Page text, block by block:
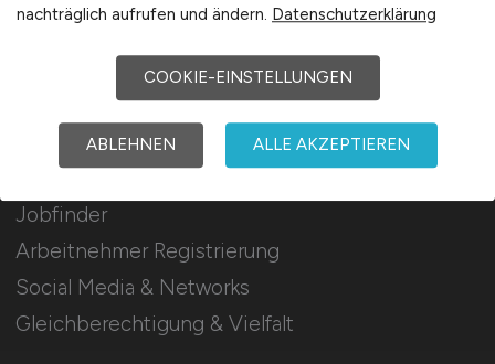
Für Arbeitnehmer
Jobfinder
Arbeitnehmer Registrierung
Social Media & Networks
Gleichberechtigung & Vielfalt
Karrierenetzwerk
nachträglich aufrufen und ändern. Datenschutzerklärung
COOKIE-EINSTELLUNGEN
ABLEHNEN ALLE AKZEPTIEREN